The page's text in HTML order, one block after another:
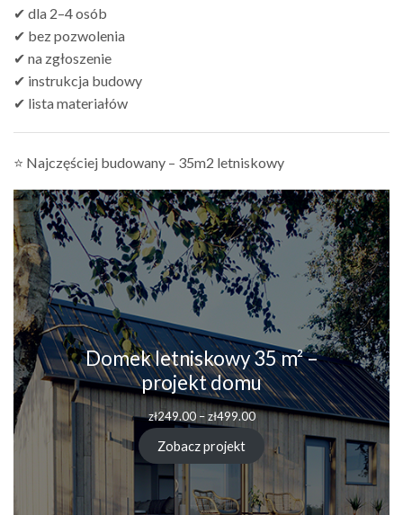
✔ dla 2–4 osób
✔ bez pozwolenia
✔ na zgłoszenie
✔ instrukcja budowy
✔ lista materiałów
⭐ Najczęściej budowany – 35m2 letniskowy
Domek letniskowy 35 m² –
projekt domu
zł249.00 – zł499.00
Zobacz projekt